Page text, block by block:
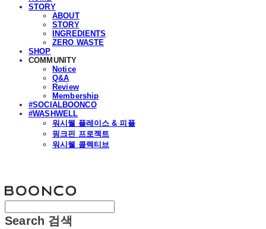
STORY
ABOUT
STORY
INGREDIENTS
ZERO WASTE
SHOP
COMMUNITY
Notice
Q&A
Review
Membership
#SOCIALBOONCO
#WASHWELL
워시웰 플레이스 & 피플
핑크핀 프로젝트
워시웰 콜렉티브
Search 검색